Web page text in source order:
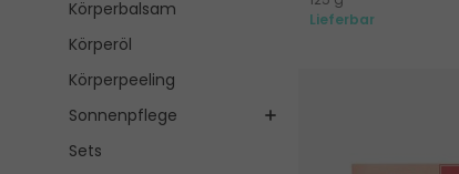
Körperbalsam
Körperöl
Körperpeeling
Sonnenpflege
Sets
Lieferbar